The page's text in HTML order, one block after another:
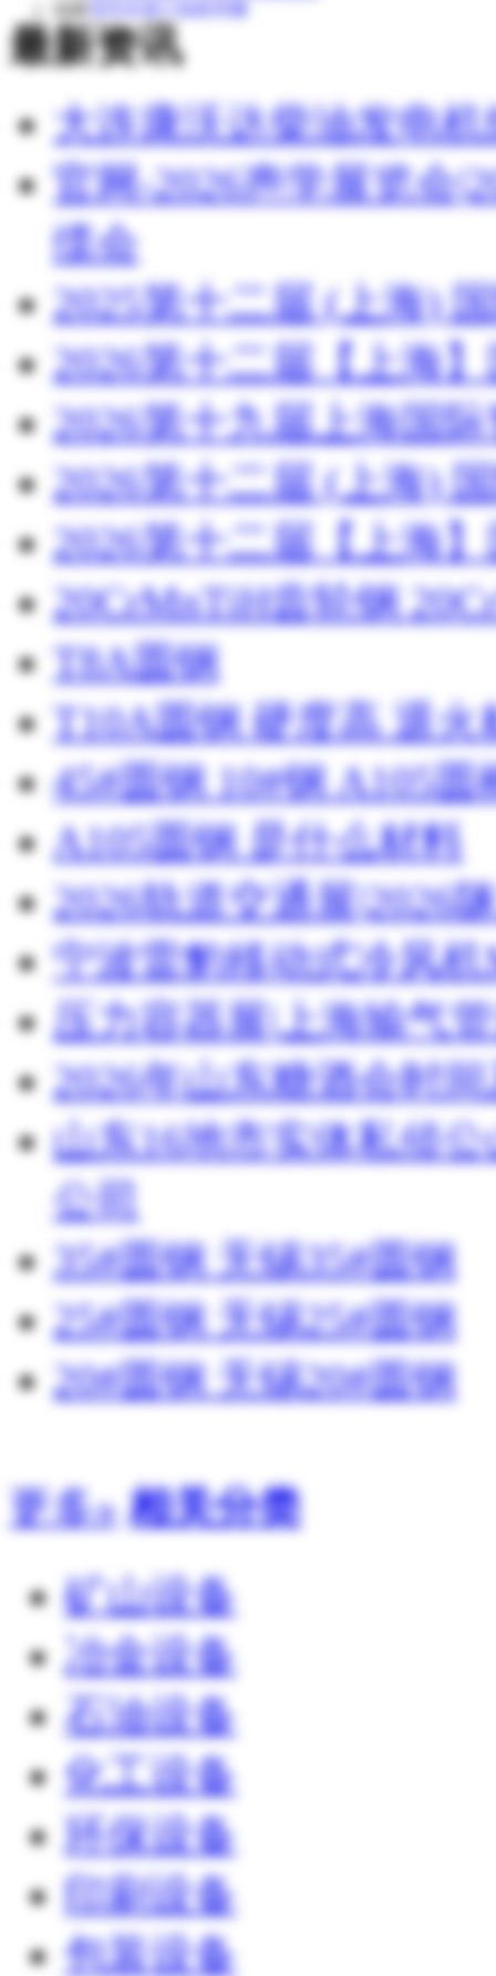
清流县嵩口福新苗圃
湖北湖北博蓝化工有限公司
最新资讯
大连康沃达柴油发电机
官网-2026声学展览会
缆会
2025第十二届 (上海)
2026第十二届【上海
2026第十九届上海国
2026第十二届 (上海)
2026第十二届【上海
20CrMnTiH齿轮钢
T8A圆钢
T10A圆钢 硬度高 退火
45#圆钢 10#钢 A105圆
A105圆钢 是什么材料
2026轨道交通展|2026
宁波雷豹移动式冷风
压力容器展|上海输气
2026年山东糖酒会时
山东16地市实体私侦
公司
35#圆钢 无锡35#圆钢
25#圆钢 无锡25#圆钢
20#圆钢 无锡20#圆钢
更多» 相关分类
矿山设备
冶金设备
石油设备
化工设备
环保设备
印刷设备
包装设备